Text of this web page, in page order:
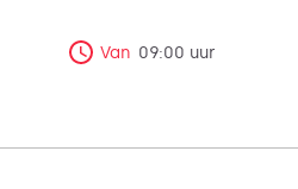
Van 09:00 uur